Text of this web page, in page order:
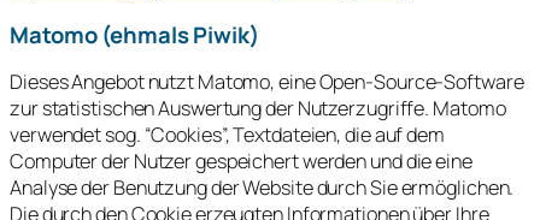
Matomo (ehmals Piwik)
Dieses Angebot nutzt Matomo, eine Open-Source-Software
zur statistischen Auswertung der Nutzerzugriffe. Matomo
verwendet sog. “Cookies”, Textdateien, die auf dem
Computer der Nutzer gespeichert werden und die eine
Analyse der Benutzung der Website durch Sie ermöglichen.
Die durch den Cookie erzeugten Informationen über Ihre